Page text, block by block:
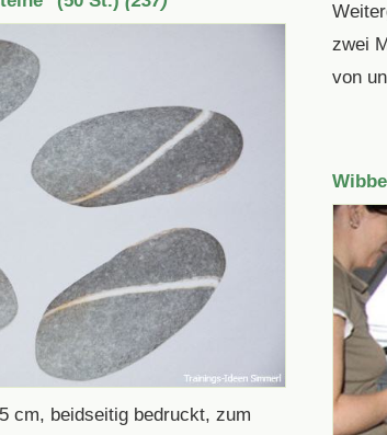
cm, beidseitig bedruckt, zum
zwei
von